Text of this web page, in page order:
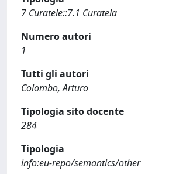
7 Curatele::7.1 Curatela
Numero autori
1
Tutti gli autori
Colombo, Arturo
Tipologia sito docente
284
Tipologia
info:eu-repo/semantics/other